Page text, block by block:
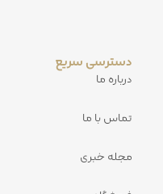
دسترسی سریع
درباره ما
تماس با ما
مجله خبری